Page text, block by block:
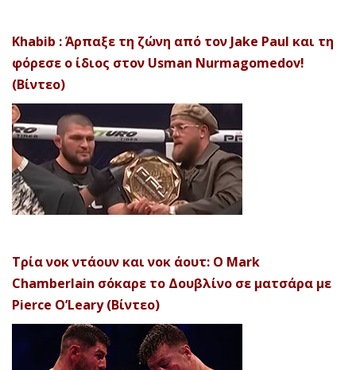
Khabib : Άρπαξε τη ζώνη από τον Jake Paul και τη
φόρεσε ο ίδιος στον Usman Nurmagomedov!
(Βίντεο)
Τρία νοκ ντάουν και νοκ άουτ: Ο Mark
Chamberlain σόκαρε το Δουβλίνο σε ματσάρα με
Pierce O’Leary (Βίντεο)